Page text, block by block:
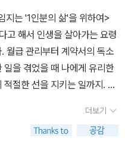
것이 아닐까? p29​배우 차승
면 열정이라도 있어야 하고,
, 겸손하지도 못하면 최소한
. p95​AI를 스승이 아니라 사
강화법이 스승의 기보를 반복
를 해부하는 방식으로 공부
여 명의 삶을 평생 추적 관찰
극적으로 밝혀낸 행복한 삶의
지는 '1인분의 삶'을 위하여>
고 해서 인생을 살아가는 요령
월급 관리부터 계약서의 독소
을 겪었을 때 나에게 유리한
절한 선을 지키는 일까지. 애
뒤늦게 배우게 되는 것 같다
전에 조금이라도 메워볼 수 있
더보기